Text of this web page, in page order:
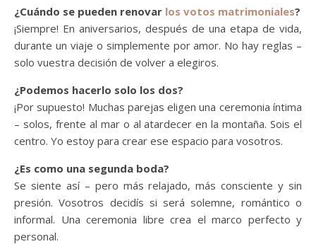
¿Cuándo se pueden renovar los votos matrimoniales?
¡Siempre! En aniversarios, después de una etapa de vida,
durante un viaje o simplemente por amor. No hay reglas –
solo vuestra decisión de volver a elegiros.
¿Podemos hacerlo solo los dos?
¡Por supuesto! Muchas parejas eligen una ceremonia íntima
– solos, frente al mar o al atardecer en la montaña. Sois el
centro. Yo estoy para crear ese espacio para vosotros.
¿Es como una segunda boda?
Se siente así – pero más relajado, más consciente y sin
presión. Vosotros decidís si será solemne, romántico o
informal. Una ceremonia libre crea el marco perfecto y
personal.